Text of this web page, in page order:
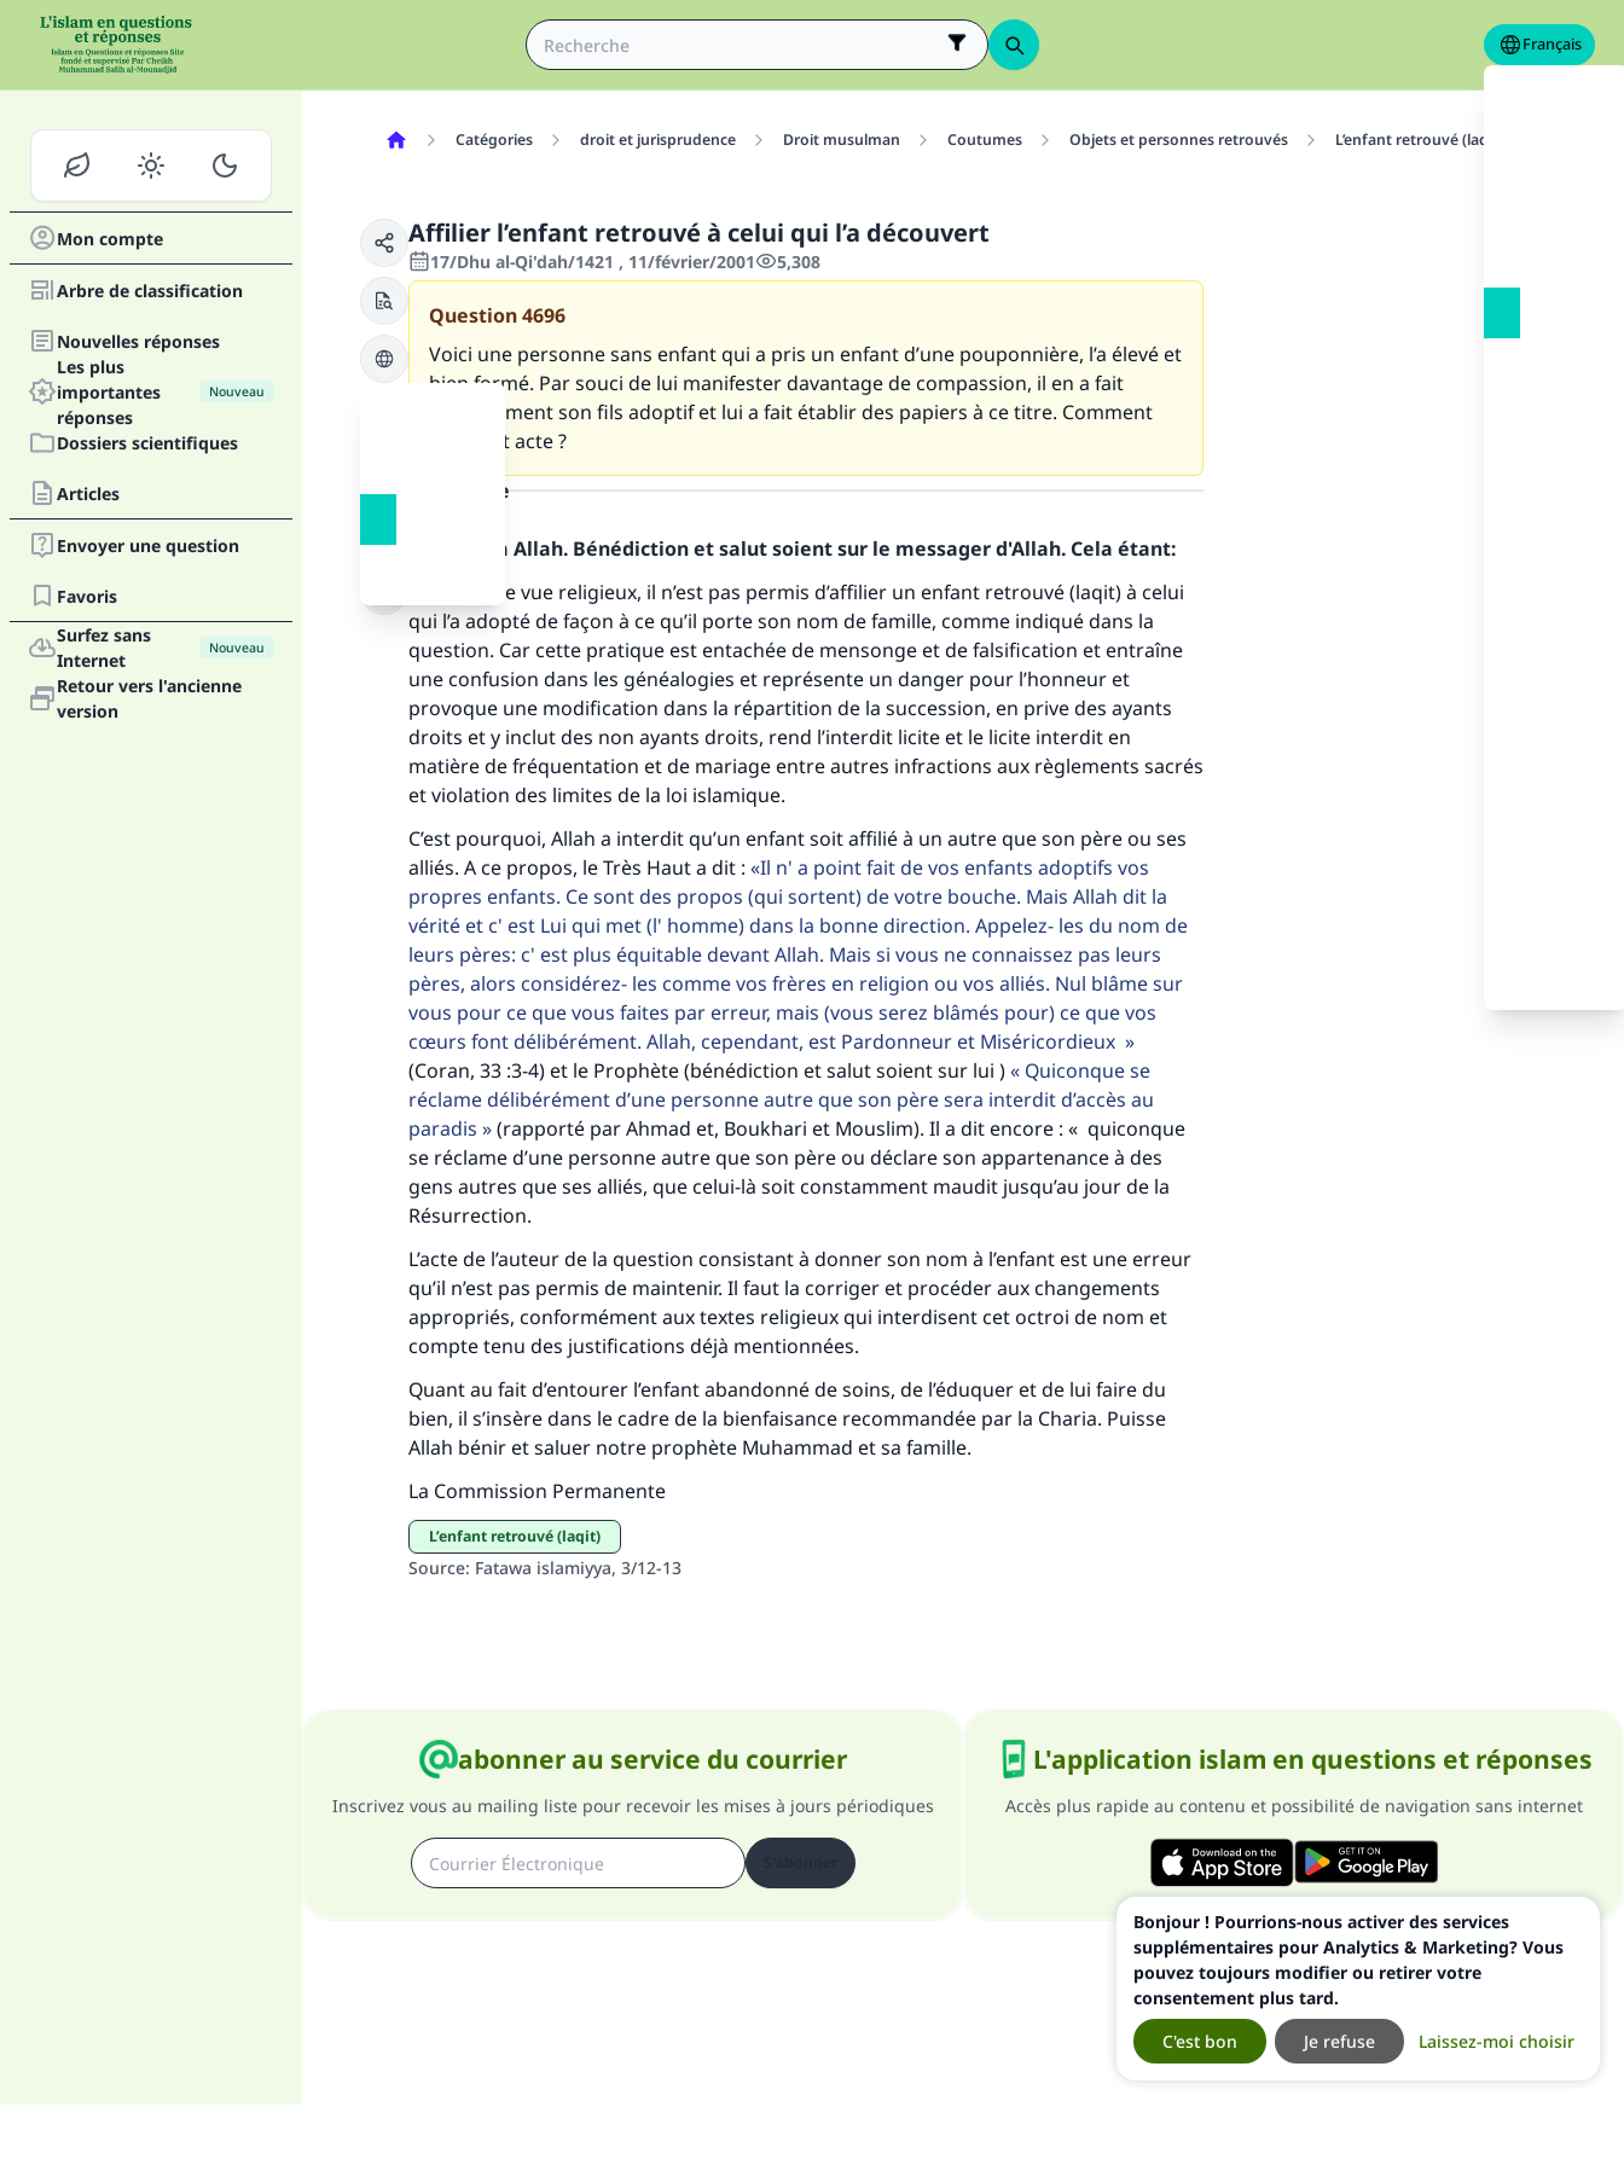
Français
Mon compte
Arbre de classification
Nouvelles réponses
Les plus
importantes
réponses
Nouveau
Dossiers scientifiques
Articles
Envoyer une question
Favoris
Surfez sans
Internet
Nouveau
Retour vers l'ancienne
version
Catégories droit et jurisprudence Droit musulman Coutumes Objets et personnes retrouvés L’enfant retrouvé (laqit)
Affilier l’enfant retrouvé à celui qui l’a découvert
17/Dhu al-Qi'dah/1421 , 11/février/2001 5,308
Question4696
Voici une personne sans enfant qui a pris un enfant d’une pouponnière, l’a élevé et
bien formé. Par souci de lui manifester davantage de compassion, il en a fait
officiellement son fils adoptif et lui a fait établir des papiers à ce titre. Comment
juger cet acte ?
la réponse
Louange à Allah. Bénédiction et salut soient sur le messager d'Allah. Cela étant:
Du point de vue religieux, il n’est pas permis d’affilier un enfant retrouvé (laqit) à celui
qui l’a adopté de façon à ce qu’il porte son nom de famille, comme indiqué dans la
question. Car cette pratique est entachée de mensonge et de falsification et entraîne
une confusion dans les généalogies et représente un danger pour l’honneur et
provoque une modification dans la répartition de la succession, en prive des ayants
droits et y inclut des non ayants droits, rend l’interdit licite et le licite interdit en
matière de fréquentation et de mariage entre autres infractions aux règlements sacrés
et violation des limites de la loi islamique.
C’est pourquoi, Allah a interdit qu’un enfant soit affilié à un autre que son père ou ses
alliés. A ce propos, le Très Haut a dit : Il n' a point fait de vos enfants adoptifs vos
propres enfants. Ce sont des propos (qui sortent) de votre bouche. Mais Allah dit la
vérité et c' est Lui qui met (l' homme) dans la bonne direction. Appelez- les du nom de
leurs pères: c' est plus équitable devant Allah. Mais si vous ne connaissez pas leurs
pères, alors considérez- les comme vos frères en religion ou vos alliés. Nul blâme sur
vous pour ce que vous faites par erreur, mais (vous serez blâmés pour) ce que vos
cœurs font délibérément. Allah, cependant, est Pardonneur et Miséricordieux
(Coran, 33 :3-4) et le Prophète (bénédiction et salut soient sur lui )
Quiconque se
réclame délibérément d’une personne autre que son père sera interdit d’accès au
paradis
(rapporté par Ahmad et, Boukhari et Mouslim). Il a dit encore : « quiconque
se réclame d’une personne autre que son père ou déclare son appartenance à des
gens autres que ses alliés, que celui-là soit constamment maudit jusqu’au jour de la
Résurrection.
L’acte de l’auteur de la question consistant à donner son nom à l’enfant est une erreur
qu’il n’est pas permis de maintenir. Il faut la corriger et procéder aux changements
appropriés, conformément aux textes religieux qui interdisent cet octroi de nom et
compte tenu des justifications déjà mentionnées.
Quant au fait d’entourer l’enfant abandonné de soins, de l’éduquer et de lui faire du
bien, il s’insère dans le cadre de la bienfaisance recommandée par la Charia. Puisse
Allah bénir et saluer notre prophète Muhammad et sa famille.
La Commission Permanente
L’enfant retrouvé (laqit)
Source: Fatawa islamiyya, 3/12-13
abonner au service du courrier
Inscrivez vous au mailing liste pour recevoir les mises à jours périodiques
L'application islam en questions et réponses
Accès plus rapide au contenu et possibilité de navigation sans internet
Faites une différence dans la vie de millions de
personnes grâce à votre contribution
Aidez nous à apporter des réponses.
Le Messager d'Allah (Paix sur lui) a dit:
"Celui qui indique une bonne action obtient la même récompense
que celui qui le fait."
(MOUSLIM 1893)
Bonjour ! Pourrions-nous activer des services
supplémentaires pour Analytics & Marketing? Vous
pouvez toujours modifier ou retirer votre
consentement plus tard.
Laissez-moi choisir
Je refuse
C'est bon